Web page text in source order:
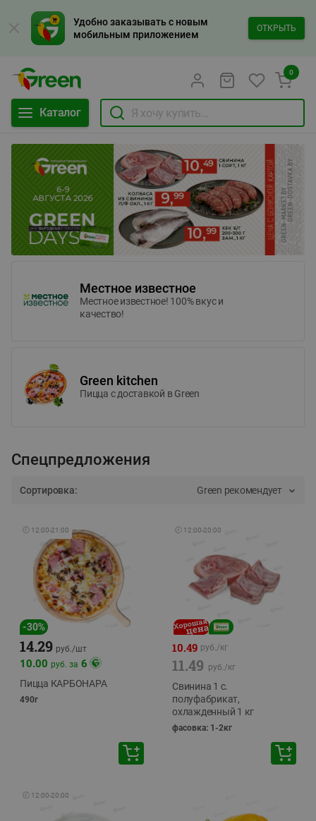
Удобно заказывать с новым
мобильным приложением
ОТКРЫТЬ
Каталог
0
Местное известное
Местное известное! 100% вкус и
качество!
Green kitchen
Пицца c доставкой в Green
Спецпредложения
Сортировка: Green рекомендует
🕘 12:00-21:00
-30%
14.29 руб./шт
10.00 руб. за 6
Пицца КАРБОНАРА
490г
🕘 12:00-20:00
10.49 руб./кг
11.49 руб./кг
Свинина 1 с.
полуфабрикат,
охлажденный 1 кг
фасовка: 1-2кг
🕘 12:00-20:00